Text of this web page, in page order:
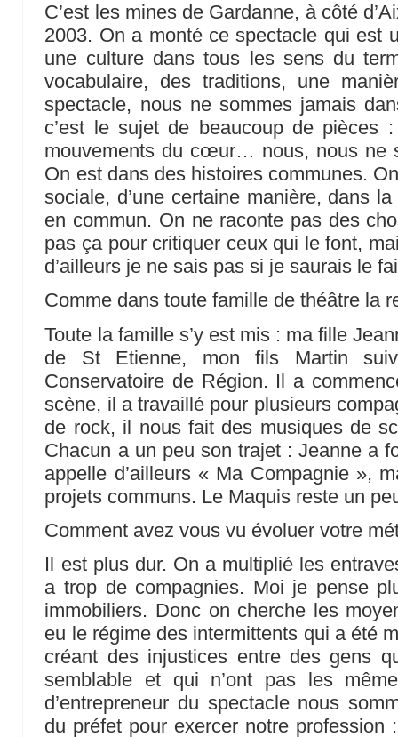
C’est les mines de Gardanne, à côté
2003. On a monté ce spectacle qui est
une culture dans tous les sens du
vocabulaire, des traditions, une
spectacle, nous ne sommes jamais
c’est le sujet de beaucoup de pièces
mouvements du cœur… nous, nous ne
On est dans des histoires communes.
sociale, d’une certaine manière, dans
en commun. On ne raconte pas des
pas ça pour critiquer ceux qui le font,
d’ailleurs je ne sais pas si je saurais le
Comme dans toute famille de théâtre la
Toute la famille s’y est mis : ma fille
de St Etienne, mon fils Martin
Conservatoire de Région. Il a
scène, il a travaillé pour plusieurs
de rock, il nous fait des musiques de
Chacun a un peu son trajet : Jeanne a
appelle d’ailleurs « Ma Compagnie »,
projets communs. Le Maquis reste un
Comment avez vous vu évoluer votre
Il est plus dur. On a multiplié les
a trop de compagnies. Moi je pense
immobiliers. Donc on cherche les
eu le régime des intermittents qui a été
créant des injustices entre des gens
semblable et qui n’ont pas les
d’entrepreneur du spectacle nous
du préfet pour exercer notre profession